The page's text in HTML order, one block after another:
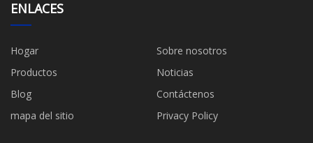
ENLACES
Hogar
Sobre nosotros
Productos
Noticias
Blog
Contáctenos
mapa del sitio
Privacy Policy